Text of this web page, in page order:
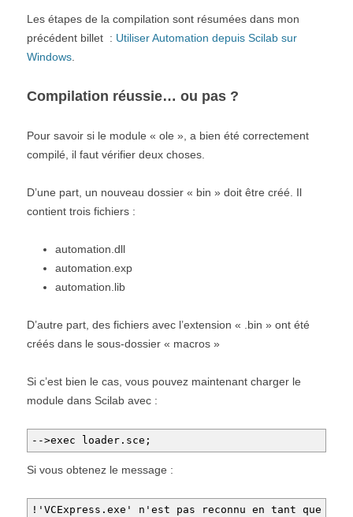
Les étapes de la compilation sont résumées dans mon
précédent billet : Utiliser Automation depuis Scilab sur
Windows
Compilation réussie… ou pas ?
Pour savoir si le module « ole », a bien été correctement
compilé, il faut vérifier deux choses.
D’une part, un nouveau dossier « bin » doit être créé. Il
contient trois fichiers :
automation.dll
automation.exp
automation.lib
D’autre part, des fichiers avec l’extension « .bin » ont été
créés dans le sous-dossier « macros »
Si c’est bien le cas, vous pouvez maintenant charger le
module dans Scilab avec :
-->exec loader.sce;
Si vous obtenez le message :
!'VCExpress.exe' n'est pas reconnu en tant que